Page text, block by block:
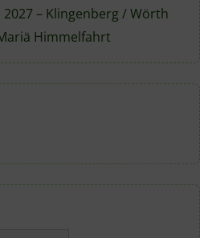
– Klingenberg / Wörth
Himmelfahrt